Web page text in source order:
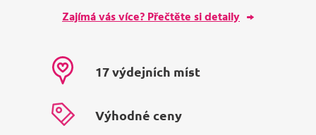
Zajímá vás více? Přečtěte si detaily
17 výdejních míst
Výhodné ceny